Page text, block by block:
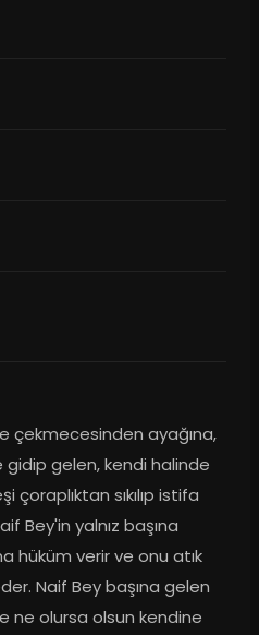
çekmecesinden ayağına,
gelen, kendi halinde
çoraplıktan sıkılıp istifa
Bey'in yalnız başına
hüküm verir ve onu atık
Naif Bey başına gelen
ne olursa olsun kendine